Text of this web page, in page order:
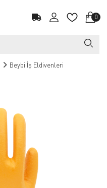
0
Beybi İş Eldivenleri